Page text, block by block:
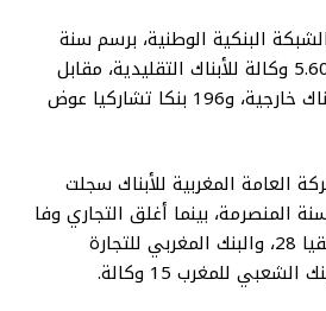
البنكية الوطنية، برسم سنة
2023، تضم ما يعادل 5.606 وكالة للأبناك التقليدية، مقابل
5.715 سنة 2022، و9 أبناك خارجية، و196 بنكا تشاركيا عوض
العامة المغربية للأبناك سجلت
السنة المنصرمة، بينما أغلق التجاري وفا
بنك 33 وكالة، وبنك إفريقيا 28، والبنك المغربي للتجارة